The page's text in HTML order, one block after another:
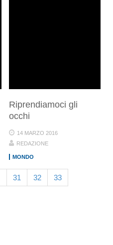
Riprendiamoci gli
occhi
14 MARZO 2016
REDAZIONE
MONDO
31 32 33